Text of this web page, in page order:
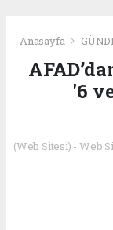
Anasayfa
'6
(Web Sitesi) - Web